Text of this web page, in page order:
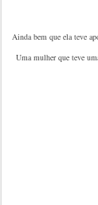
Ainda bem que ela teve
Uma mulher que teve